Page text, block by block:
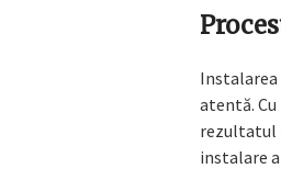
atentă.
rezultatul
instalare